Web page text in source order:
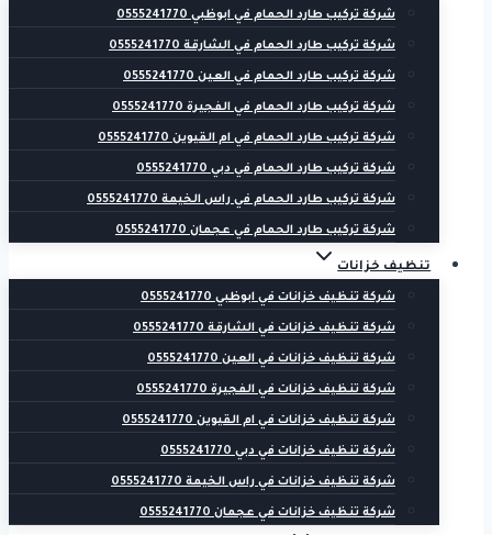
شركة تركيب طارد الحمام في ابوظبي 0555241770
شركة تركيب طارد الحمام في الشارقة 0555241770
شركة تركيب طارد الحمام في العين 0555241770
شركة تركيب طارد الحمام في الفجيرة 0555241770
شركة تركيب طارد الحمام في ام القيوين 0555241770
شركة تركيب طارد الحمام في دبي 0555241770
شركة تركيب طارد الحمام في راس الخيمة 0555241770
شركة تركيب طارد الحمام في عجمان 0555241770
تنظيف خزانات
شركة تنظيف خزانات في ابوظبي 0555241770
شركة تنظيف خزانات في الشارقة 0555241770
شركة تنظيف خزانات في العين 0555241770
شركة تنظيف خزانات في الفجيرة 0555241770
شركة تنظيف خزانات في ام القيوين 0555241770
شركة تنظيف خزانات في دبي 0555241770
شركة تنظيف خزانات في راس الخيمة 0555241770
شركة تنظيف خزانات في عجمان 0555241770